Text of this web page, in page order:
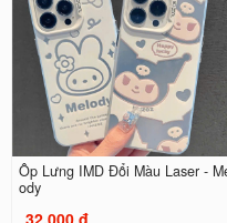
Ốp Lưng IMD Đổi Màu Laser -
ody